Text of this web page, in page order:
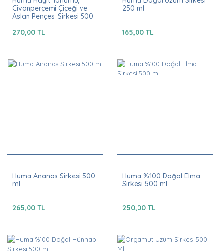
Civanperçemi Çiçeği ve
Aslan Pençesi Sirkesi 500
270,00 TL
250 ml
165,00 TL
Huma Ananas Sirkesi 500
ml
265,00 TL
Huma %100 Doğal Elma
Sirkesi 500 ml
250,00 TL